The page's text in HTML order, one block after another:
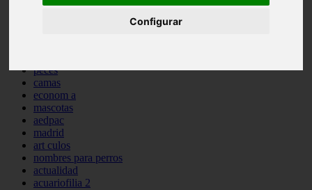
Configurar
cr a
peces
camas
econom a
mascotas
aedpac
madrid
art culos
nombres para perros
actualidad
acuariofilia 2